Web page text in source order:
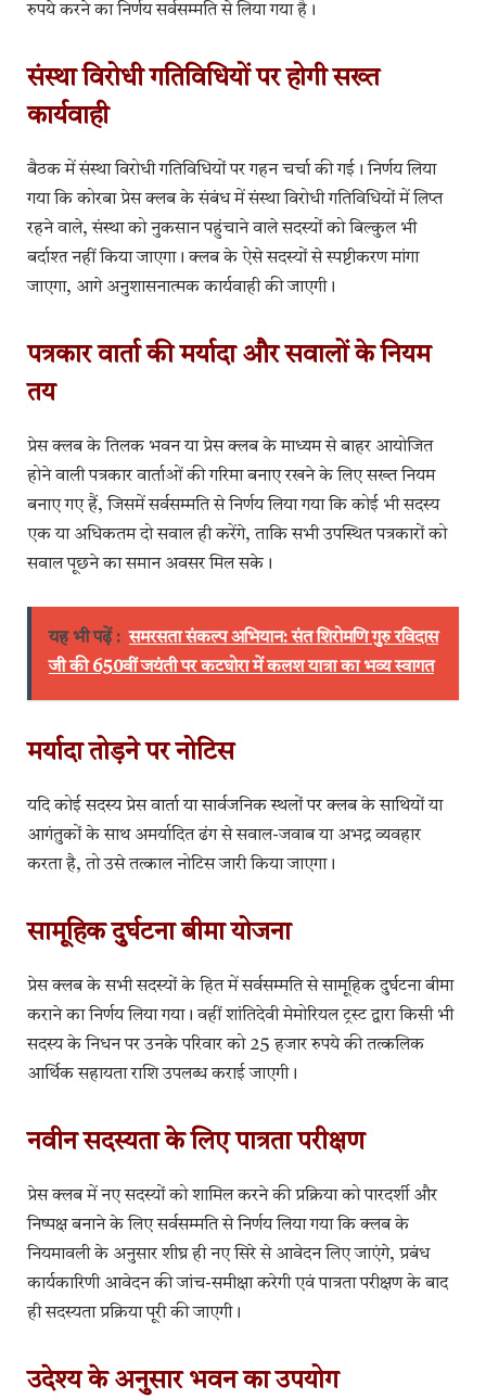
रुपये करने का निर्णय सर्वसम्मति से लिया गया है।
संस्था विरोधी गतिविधियों पर होगी सख्त
कार्यवाही
बैठक में संस्था विरोधी गतिविधियों पर गहन चर्चा की गई। निर्णय लिया
गया कि कोरबा प्रेस क्लब के संबंध में संस्था विरोधी गतिविधियों में लिप्त
रहने वाले, संस्था को नुकसान पहुंचाने वाले सदस्यों को बिल्कुल भी
बर्दाश्त नहीं किया जाएगा। क्लब के ऐसे सदस्यों से स्पष्टीकरण मांगा
जाएगा, आगे अनुशासनात्मक कार्यवाही की जाएगी।
पत्रकार वार्ता की मर्यादा और सवालों के नियम
तय
प्रेस क्लब के तिलक भवन या प्रेस क्लब के माध्यम से बाहर आयोजित
होने वाली पत्रकार वार्ताओं की गरिमा बनाए रखने के लिए सख्त नियम
बनाए गए हैं, जिसमें सर्वसम्मति से निर्णय लिया गया कि कोई भी सदस्य
एक या अधिकतम दो सवाल ही करेंगे, ताकि सभी उपस्थित पत्रकारों को
सवाल पूछने का समान अवसर मिल सके।
यह भी पढ़ें : समरसता संकल्प अभियान: संत शिरोमणि गुरु रविदास
जी की 650वीं जयंती पर कटघोरा में कलश यात्रा का भव्य स्वागत
मर्यादा तोड़ने पर नोटिस
यदि कोई सदस्य प्रेस वार्ता या सार्वजनिक स्थलों पर क्लब के साथियों या
आगंतुकों के साथ अमर्यादित ढंग से सवाल-जवाब या अभद्र व्यवहार
करता है, तो उसे तत्काल नोटिस जारी किया जाएगा।
सामूहिक दुर्घटना बीमा योजना
प्रेस क्लब के सभी सदस्यों के हित में सर्वसम्मति से सामूहिक दुर्घटना बीमा
कराने का निर्णय लिया गया। वहीं शांतिदेवी मेमोरियल ट्रस्ट द्वारा किसी भी
सदस्य के निधन पर उनके परिवार को 25 हजार रुपये की तत्कलिक
आर्थिक सहायता राशि उपलब्ध कराई जाएगी।
नवीन सदस्यता के लिए पात्रता परीक्षण
प्रेस क्लब में नए सदस्यों को शामिल करने की प्रक्रिया को पारदर्शी और
निष्पक्ष बनाने के लिए सर्वसम्मति से निर्णय लिया गया कि क्लब के
नियमावली के अनुसार शीघ्र ही नए सिरे से आवेदन लिए जाएंगे, प्रबंध
कार्यकारिणी आवेदन की जांच-समीक्षा करेगी एवं पात्रता परीक्षण के बाद
ही सदस्यता प्रक्रिया पूरी की जाएगी।
उदेश्य के अनुसार भवन का उपयोग